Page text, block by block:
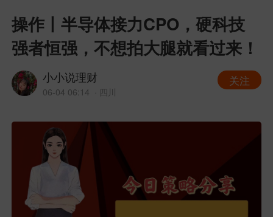
操作丨半导体接力CPO，硬科技
强者恒强，不想拍大腿就看过来！
小小说理财
06-04 06:14 · 四川
关注